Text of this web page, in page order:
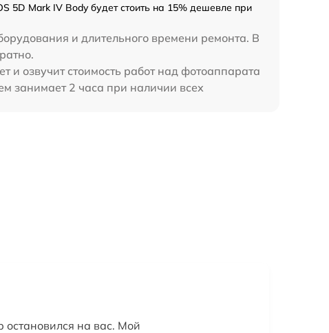
5D Mark IV Body будет стоить на 15% дешевле при
и длительного времени ремонта. В
и озвучит стоимость работ над фотоаппарата
занимает 2 часа при наличии всех
на вас. Мой